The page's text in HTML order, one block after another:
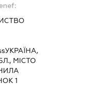
УКРАЇНА,
МІСТО
1